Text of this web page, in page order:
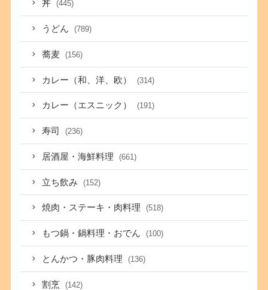
丼 (445)
うどん (789)
蕎麦 (156)
カレー（和、洋、欧） (314)
カレー（エスニック） (191)
寿司 (236)
居酒屋・海鮮料理 (661)
立ち飲み (152)
焼肉・ステーキ・肉料理 (518)
もつ鍋・鍋料理・おでん (100)
とんかつ・豚肉料理 (136)
割烹 (142)